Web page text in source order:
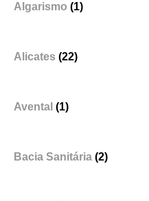
Algarismo (1)
Alicates (22)
Avental (1)
Bacia Sanitária (2)